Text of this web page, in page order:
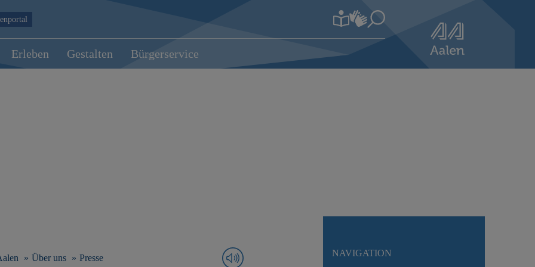
Erleben Gestalten Bürgerservice
Über uns Presse NAVIGATION